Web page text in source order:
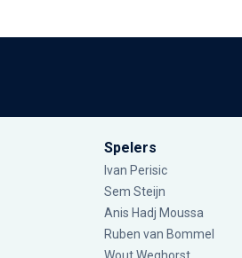
Spelers
Ivan Perisic
Sem Steijn
Anis Hadj Moussa
Ruben van Bommel